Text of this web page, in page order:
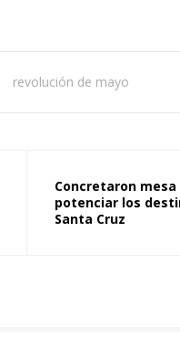
revolución de mayo
Concretaron
potenciar los
Santa Cruz